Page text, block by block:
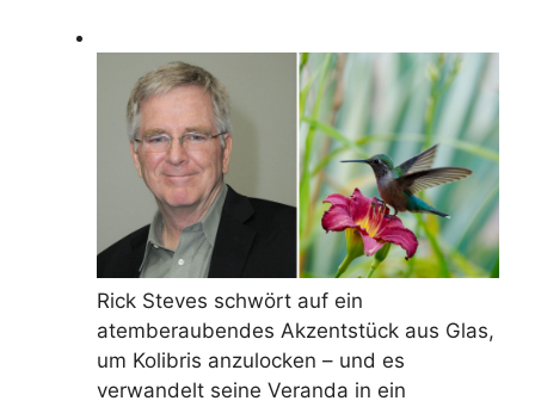
Rick Steves schwört auf ein
atemberaubendes Akzentstück aus Glas,
um Kolibris anzulocken – und es
verwandelt seine Veranda in ein